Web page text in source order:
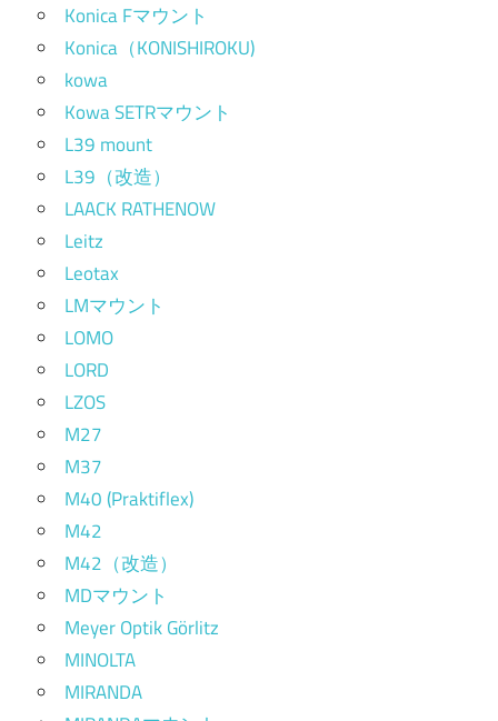
Konica Fマウント
Konica（KONISHIROKU)
kowa
Kowa SETRマウント
L39 mount
L39（改造）
LAACK RATHENOW
Leitz
Leotax
LMマウント
LOMO
LORD
LZOS
M27
M37
M40 (Praktiflex)
M42
M42（改造）
MDマウント
Meyer Optik Görlitz
MINOLTA
MIRANDA